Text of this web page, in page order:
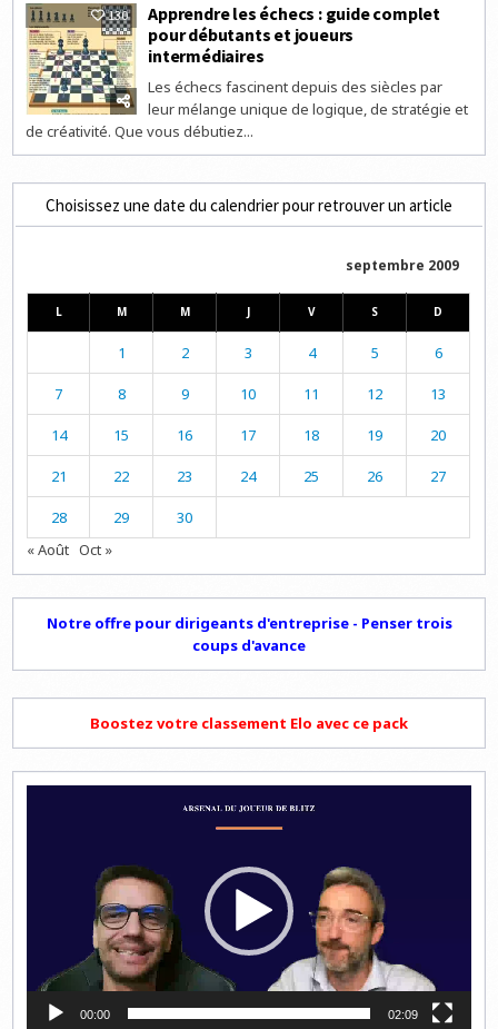
130
Apprendre les échecs : guide complet
pour débutants et joueurs
intermédiaires
Les échecs fascinent depuis des siècles par
leur mélange unique de logique, de stratégie et
de créativité. Que vous débutiez...
Choisissez une date du calendrier pour retrouver un article
septembre 2009
L M M J V S D
1 2 3 4 5 6
7 8 9 10 11 12 13
14 15 16 17 18 19 20
21 22 23 24 25 26 27
28 29
30
« Août Oct »
Notre offre pour dirigeants d'entreprise - Penser trois
coups d'avance
Boostez votre classement Elo avec ce pack
00:00 02:09